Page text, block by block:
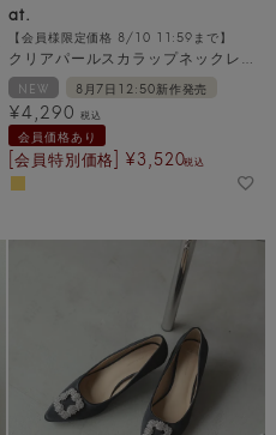
at.
【会員様限定価格 8/10 11:59まで】
クリアパールスカラップネックレス メール便
NEW 8月7日12:50新作発売
¥4,290 税込
会員価格あり
[会員特別価格] ¥3,520税込